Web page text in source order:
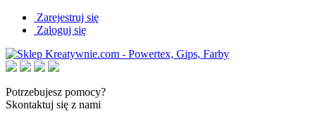
Zarejestruj się
Zaloguj się
Potrzebujesz pomocy?
Skontaktuj się z nami